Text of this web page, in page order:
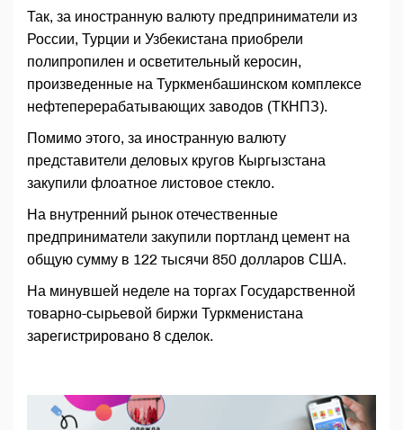
Так, за иностранную валюту предприниматели из
России, Турции и Узбекистана приобрели
полипропилен и осветительный керосин,
произведенные на Туркменбашинском комплексе
нефтеперерабатывающих заводов (ТКНПЗ).
Помимо этого, за иностранную валюту
представители деловых кругов Кыргызстана
закупили флоатное листовое стекло.
На внутренний рынок отечественные
предприниматели закупили портланд цемент на
общую сумму в 122 тысячи 850 долларов США.
На минувшей неделе на торгах Государственной
товарно-сырьевой биржи Туркменистана
зарегистрировано 8 сделок.